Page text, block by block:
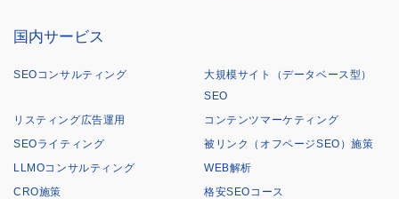
国内サービス
SEOコンサルティング
大規模サイト（データベース型）
SEO
リスティング広告運用
コンテンツマーケティング
SEOライティング
被リンク（オフページSEO）施策
LLMOコンサルティング
WEB解析
CRO施策
格安SEOコース